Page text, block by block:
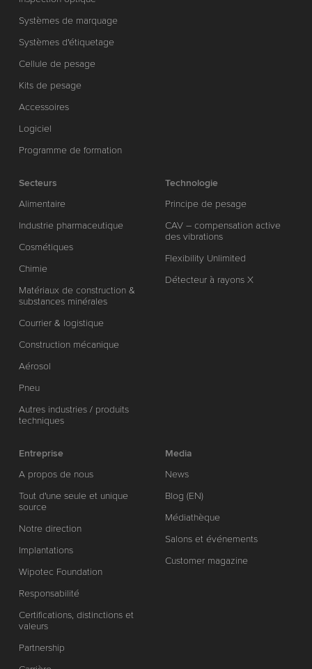
Systèmes de marquage
Systèmes d'étiquetage
Cellule de pesage
Kits de pesage
Accessoires
Logiciel
Programme de formation
Secteurs
Alimentaire
Industrie pharmaceutique
Cosmétiques
Chimie
Matériaux de construction &
substances minérales
Courrier & logistique
Construction mécanique
Aérosol
Pneu
Autres industries / produits
techniques
Technologie
Principe de pesage
CAV – compensation active
des vibrations
Flexibility Unlimited
Détecteur à rayons X
Entreprise
A propos de nous
Tout d'une seule et unique
source
Notre direction
Implantations
Wipotec Foundation
Responsabilité
Certifications, distinctions et
valeurs
Partnership
Media
News
Blog (EN)
Médiathèque
Salons et événements
Customer magazine